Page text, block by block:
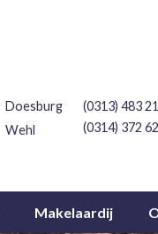
Doesburg
(0313) 483
Wehl
(0314) 372
Makelaardij